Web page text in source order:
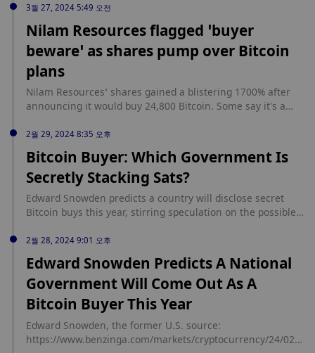
NFT를 구매하는 사람은 누구나 비트코인 오디널을 받을 수 있습
니다.
시작하여 가격이 높은 NFT 판매에도 동일하게 영향을 미치므로
허위 청구에 취약 해집니다 [...] 출처:
https://www.cryptopolitan.com/paypal-updates-policy-
exclude-nft-purchases/
3월 27, 2024 5:49 오전
Nilam Resources flagged ‘buyer
beware’ as shares pump over Bitcoin
plans
Nilam Resources’ shares gained a blistering 1700% after
announcing it would buy 24,800 Bitcoin. Some say it's a
https://cointelegraph.com/news/nilam-resources-flagged-
shares-surge-bitcoin-buying-plan
2월 29, 2024 8:35 오후
Bitcoin Buyer: Which Government Is
Secretly Stacking Sats?
Edward Snowden predicts a country will disclose secret
Bitcoin buys this year, stirring speculation on the possible
which-government-is-secretly-stacking-sats/?
utm_source=cryptopanic&utm_medium=rss
2월 28, 2024 9:01 오후
Edward Snowden Predicts A National
Government Will Come Out As A
Bitcoin Buyer This Year
Edward Snowden, the former U.S. source:
https://www.benzinga.com/markets/cryptocurrency/24/02/3